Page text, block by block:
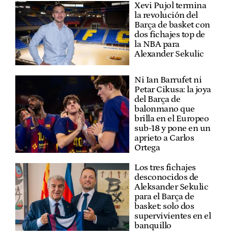
Xevi Pujol termina
la revolución del
Barça de basket con
dos fichajes top de
la NBA para
Alexander Sekulic
Ni Ian Barrufet ni
Petar Cikusa: la joya
del Barça de
balonmano que
brilla en el Europeo
sub-18 y pone en un
aprieto a Carlos
Ortega
Los tres fichajes
desconocidos de
Aleksander Sekulic
para el Barça de
basket: solo dos
supervivientes en el
banquillo